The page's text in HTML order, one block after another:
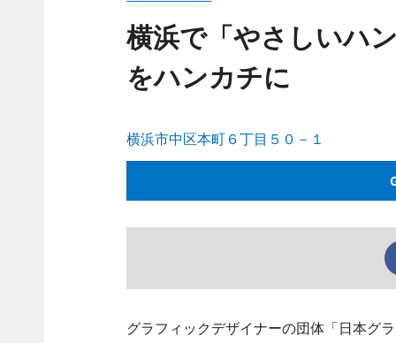
横浜で「やさしいハ
をハンカチに
横浜市中区本町６丁目５０－１
グラフィックデザイナーの団体「日本グ